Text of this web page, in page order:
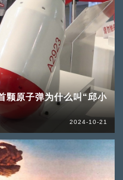
颗原子弹为什么叫“邱小
2024-10-21